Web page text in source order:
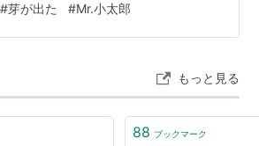
#芽が出た #Mr.小太郎
もっと見る
88 ブックマーク